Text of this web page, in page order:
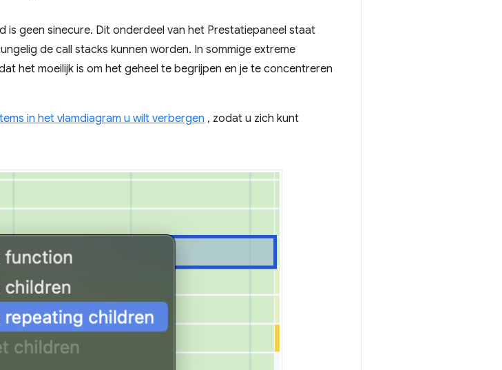
geen sinecure. Dit onderdeel van het Prestatiepaneel staat
de call stacks kunnen worden. In sommige extreme
het moeilijk is om het geheel te begrijpen en je te concentreren
in het vlamdiagram u wilt verbergen , zodat u zich kunt